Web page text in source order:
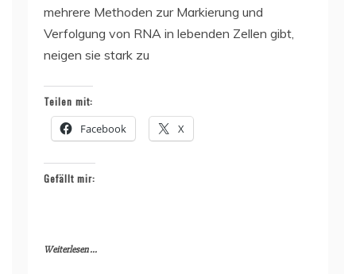
mehrere Methoden zur Markierung und
Verfolgung von RNA in lebenden Zellen gibt,
neigen sie stark zu
Teilen mit:
Facebook X
Gefällt mir:
Weiterlesen ...